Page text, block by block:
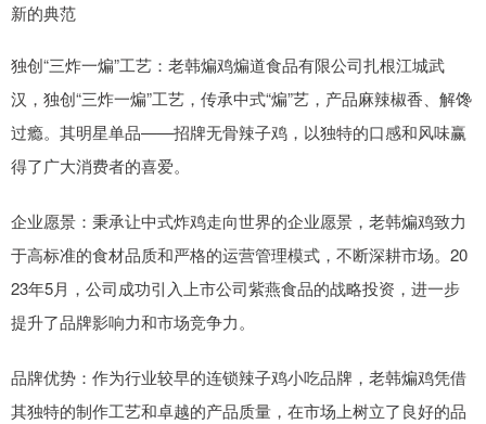
新的典范
独创“三炸一煸”工艺：老韩煸鸡煸道食品有限公司扎根江城武
汉，独创“三炸一煸”工艺，传承中式“煸”艺，产品麻辣椒香、解馋
过瘾。其明星单品——招牌无骨辣子鸡，以独特的口感和风味赢
得了广大消费者的喜爱。
企业愿景：秉承让中式炸鸡走向世界的企业愿景，老韩煸鸡致力
于高标准的食材品质和严格的运营管理模式，不断深耕市场。20
23年5月，公司成功引入上市公司紫燕食品的战略投资，进一步
提升了品牌影响力和市场竞争力。
品牌优势：作为行业较早的连锁辣子鸡小吃品牌，老韩煸鸡凭借
其独特的制作工艺和卓越的产品质量，在市场上树立了良好的品